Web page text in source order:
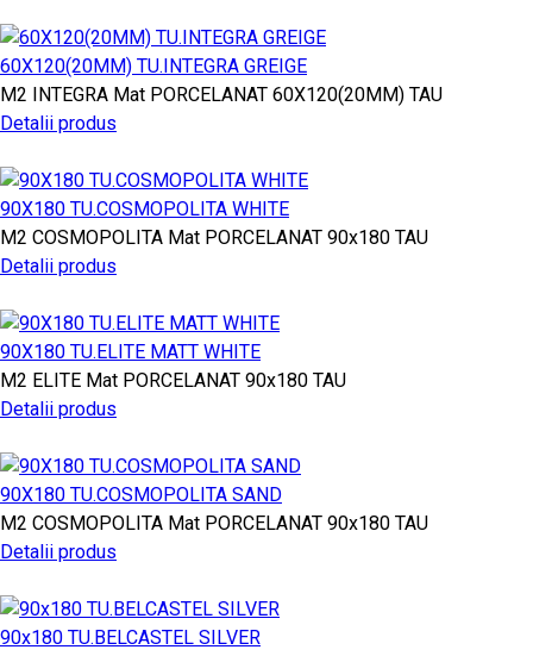
60X120(20MM) TU.INTEGRA GREIGE
M2 INTEGRA Mat PORCELANAT 60X120(20MM) TAU
Detalii produs
90X180 TU.COSMOPOLITA WHITE
M2 COSMOPOLITA Mat PORCELANAT 90x180 TAU
Detalii produs
90X180 TU.ELITE MATT WHITE
M2 ELITE Mat PORCELANAT 90x180 TAU
Detalii produs
90X180 TU.COSMOPOLITA SAND
M2 COSMOPOLITA Mat PORCELANAT 90x180 TAU
Detalii produs
90x180 TU.BELCASTEL SILVER